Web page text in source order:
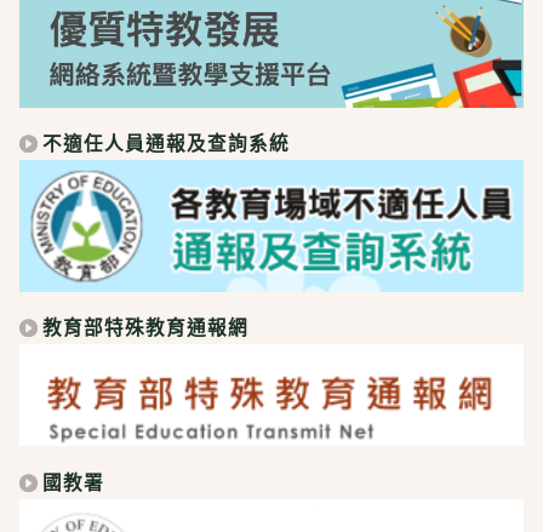
不適任人員通報及查詢系統
教育部特殊教育通報網
國教署